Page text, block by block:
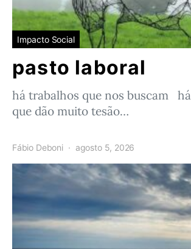
Impacto Social
pasto laboral
há trabalhos que nos buscam
que dão muito tesão…
Fábio Deboni agosto 5, 2026